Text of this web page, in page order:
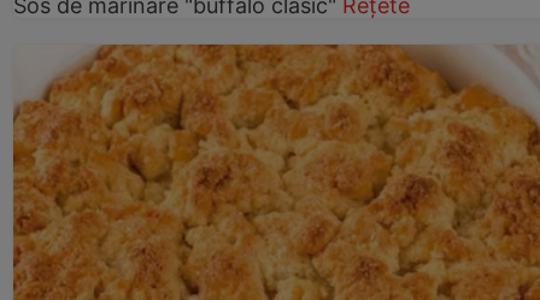
Sos de marinare "buffalo clasic" Rețete